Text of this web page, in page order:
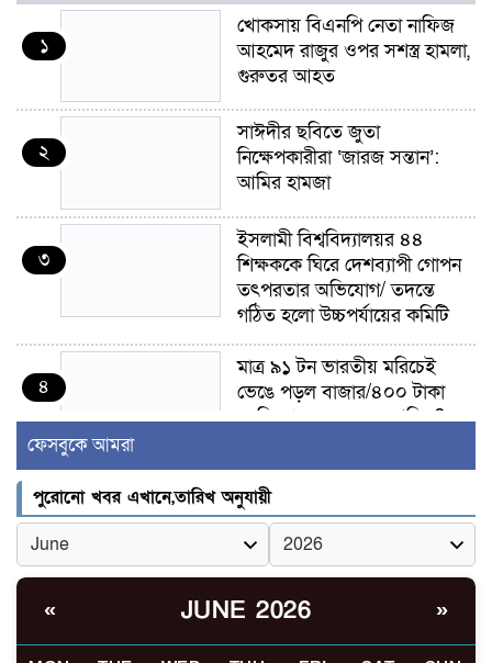
১
খোকসায় বিএনপি নেতা নাফিজ
আহমেদ রাজুর ওপর সশস্ত্র হামলা,
গুরুতর আহত
২
সাঈদীর ছবিতে জুতা
নিক্ষেপকারীরা ‘জারজ সন্তান’:
আমির হামজা
৩
ইসলামী বিশ্ববিদ্যালয়র ৪৪
শিক্ষককে ঘিরে দেশব্যাপী গোপন
তৎপরতার অভিযোগ/ তদন্তে
গঠিত হলো উচ্চপর্যায়ের কমিটি
৪
মাত্র ৯১ টন ভারতীয় মরিচেই
ভেঙে পড়ল বাজার/৪০০ টাকা
কেজি দাম কে ধরে রেখেছিল?
৫
জুলাই আন্দোলন ছিল সম্মিলিত,
লক্ষ্য হওয়া উচিত ঐক্য ও
রাষ্ট্রগঠন
ভোরে ঝিনাইদহ সীমান্তে জটলা
দেখে বিএসএফের রাবার বুলেট,
ফেসবুকে আমরা
পুরোনো খবর এখানে,তারিখ অনুযায়ী
« JUNE 2026 »